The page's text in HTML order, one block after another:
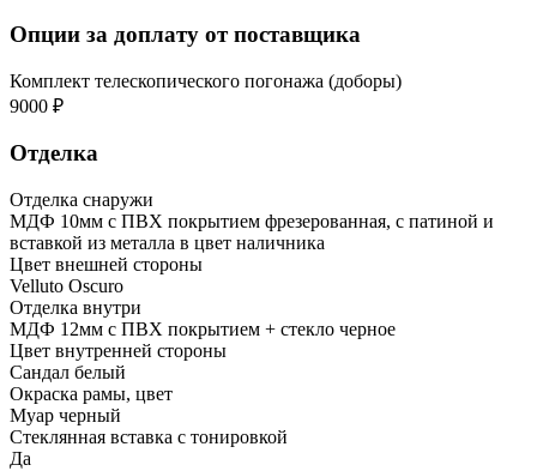
Опции за доплату от поставщика
Комплект телескопического погонажа (доборы)
9000 ₽
Отделка
Отделка снаружи
МДФ 10мм с ПВХ покрытием фрезерованная, с патиной и
вставкой из металла в цвет наличника
Цвет внешней стороны
Velluto Oscuro
Отделка внутри
МДФ 12мм с ПВХ покрытием + стекло черное
Цвет внутренней стороны
Сандал белый
Окраска рамы, цвет
Муар черный
Стеклянная вставка с тонировкой
Да